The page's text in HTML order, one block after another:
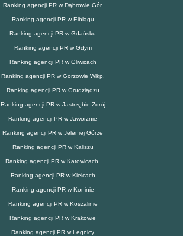
Ranking agencji PR w Dąbrowie Gór.
Ranking agencji PR w Elblągu
Ranking agencji PR w Gdańsku
Ranking agencji PR w Gdyni
Ranking agencji PR w Gliwicach
Ranking agencji PR w Gorzowie Wlkp.
Ranking agencji PR w Grudziądzu
Ranking agencji PR w Jastrzębie Zdrój
Ranking agencji PR w Jaworznie
Ranking agencji PR w Jeleniej Górze
Ranking agencji PR w Kaliszu
Ranking agencji PR w Katowicach
Ranking agencji PR w Kielcach
Ranking agencji PR w Koninie
Ranking agencji PR w Koszalinie
Ranking agencji PR w Krakowie
Ranking agencji PR w Legnicy